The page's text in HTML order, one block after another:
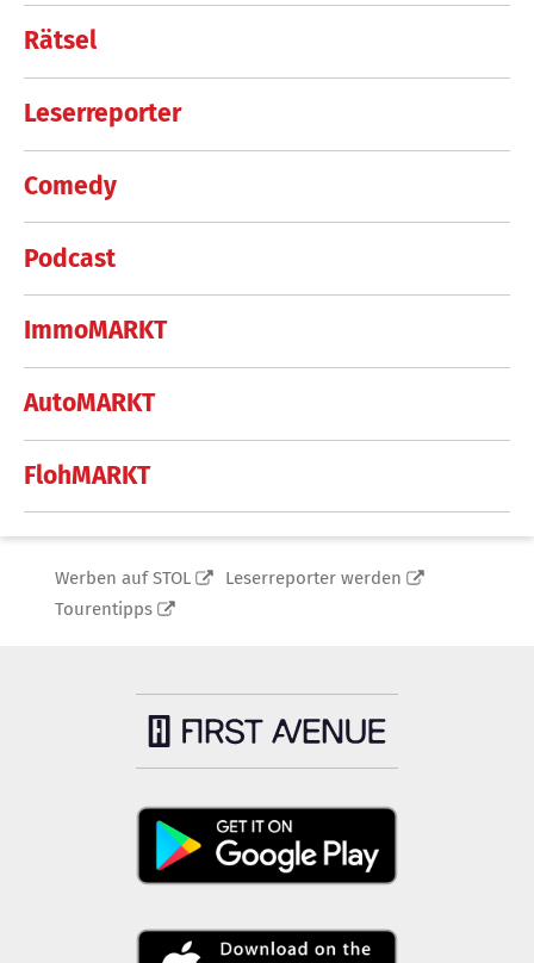
Rätsel
Leserreporter
Comedy
Podcast
ImmoMARKT
AutoMARKT
FlohMARKT
Werben auf STOL
Leserreporter werden
Tourentipps